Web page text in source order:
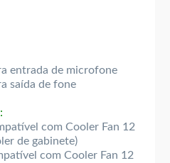
entrada de microfone
saída de fone
com Cooler Fan 12
de gabinete)
com Cooler Fan 12